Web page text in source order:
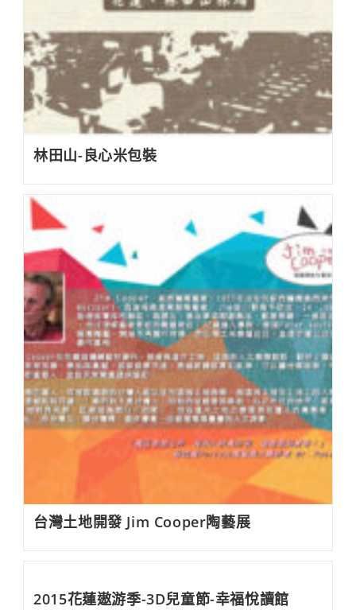
林田山-良心米包裝
台灣土地開發 Jim Cooper陶藝展
2015花蓮遨游季-3D兒童節-幸福悅讀館